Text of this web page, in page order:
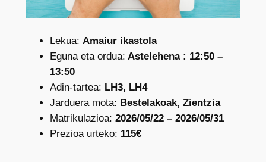
Lekua: Amaiur ikastola
Eguna eta ordua: Astelehena : 12:50 –
13:50
Adin-tartea: LH3, LH4
Jarduera mota: Bestelakoak, Zientzia
Matrikulazioa: 2026/05/22 – 2026/05/31
Prezioa urteko: 115€